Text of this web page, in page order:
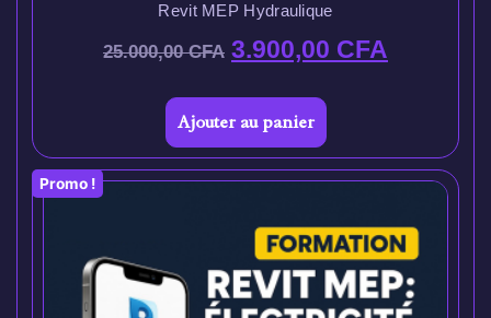
Revit MEP Hydraulique
25.000,00CFA 3.900,00 CFA
Ajouter au panier
Promo !